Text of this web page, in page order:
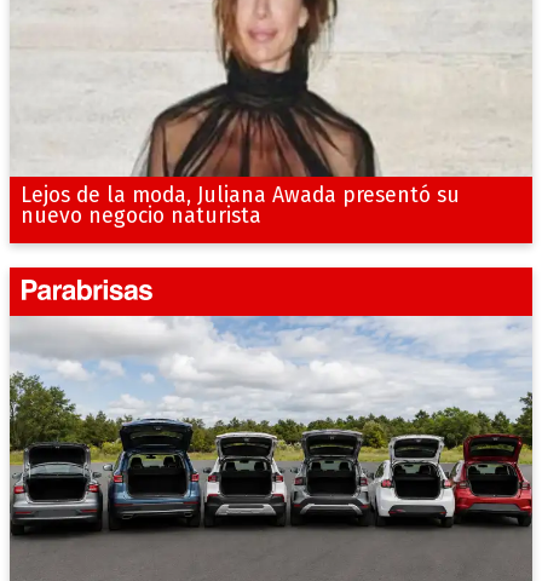
Lejos de la moda, Juliana Awada presentó su
nuevo negocio naturista